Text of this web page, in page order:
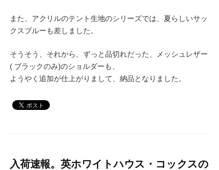
また、アクリルのテント生地のシリーズでは、夏らしいサッ
クスブルーも差しました。
そうそう、それから、ずっと品切れだった、メッシュレザー
( ブラックのみ)のショルダーも、
ようやく追加が仕上がりまして、納品となりました。
入荷速報。英ホワイトハウス・コックスの